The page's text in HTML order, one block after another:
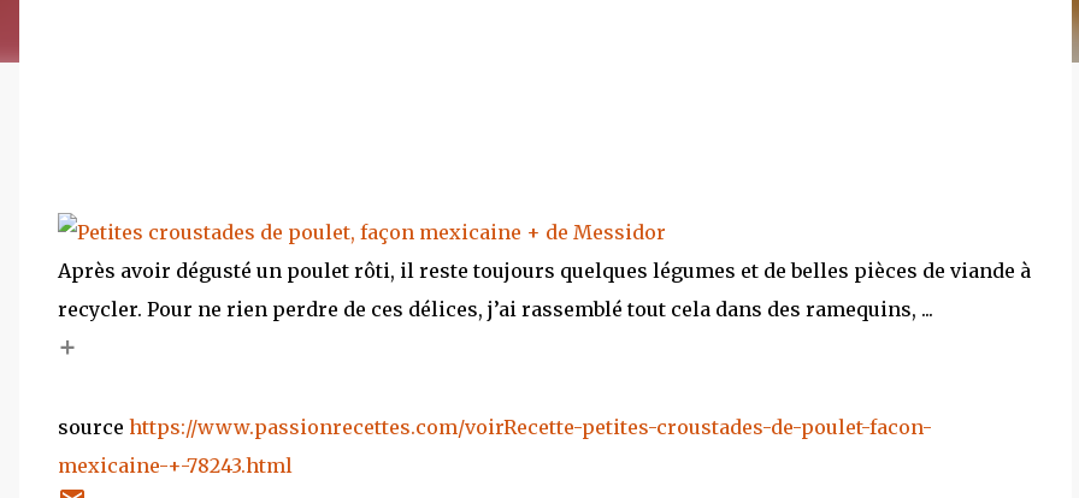
Après avoir dégusté un poulet rôti, il reste toujours quelques légumes et de belles pièces de viande à
recycler. Pour ne rien perdre de ces délices, j’ai rassemblé tout cela dans des ramequins, ...
+
source https://www.passionrecettes.com/voirRecette-petites-croustades-de-poulet-facon-
mexicaine-+-78243.html